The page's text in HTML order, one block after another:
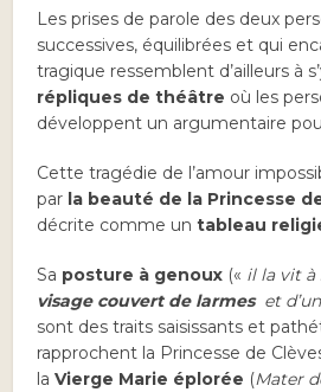
Les prises de parole des deux
successives, équilibrées et qui
tragique ressemblent d’ailleurs à
répliques de théâtre où les
développent un argumentaire
Cette tragédie de l’amour
par la beauté de la Princesse
décrite comme untableau
Sa posture à genoux (« il la vit à
visage couvert de larmes et
sont des traits saisissants et
rapprochent la Princesse de
laVierge Marie éplorée (Mater